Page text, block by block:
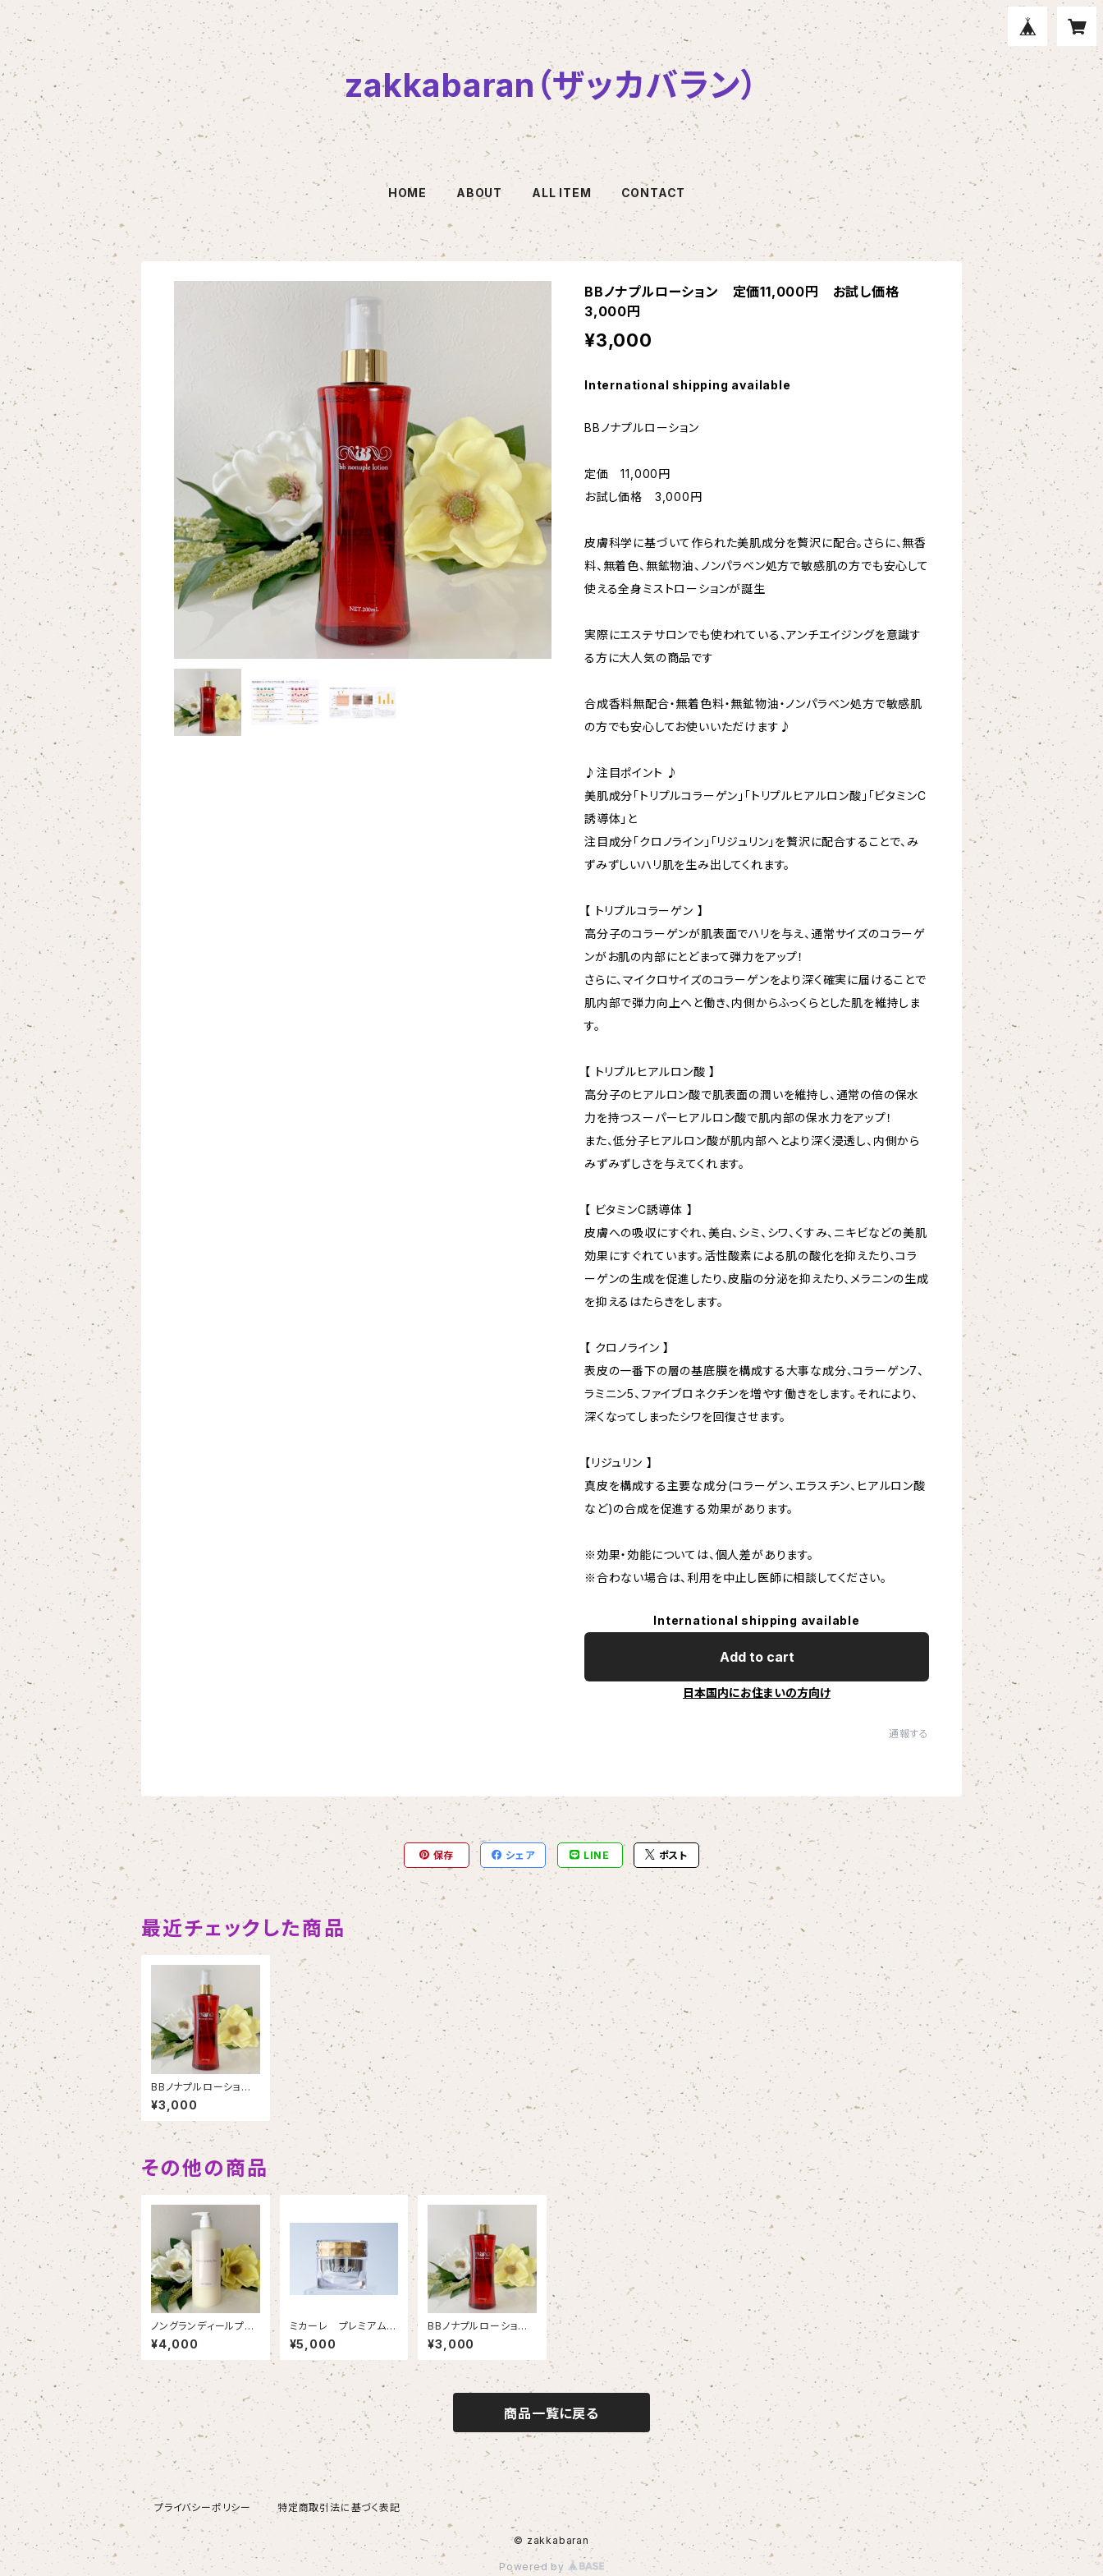
zakkabaran（ザッカバラン）
HOME ABOUT ALL ITEM CONTACT
BBノナプルローション 定価11,000円 お試し価格
3,000円
¥3,000
International shipping available
BBノナプルローション
定価 11,000円
お試し価格 3,000円
皮膚科学に基づいて作られた美肌成分を贅沢に配合。さらに、無香
料、無着色、無鉱物油、ノンパラベン処方で敏感肌の方でも安心して
使える全身ミストローションが誕生
実際にエステサロンでも使われている、アンチエイジングを意識す
る方に大人気の商品です
合成香料無配合・無着色料・無鉱物油・ノンパラベン処方で敏感肌
の方でも安心してお使いいただけます♪
♪注目ポイント ♪
美肌成分「トリプルコラーゲン」「トリプルヒアルロン酸」「ビタミンC
誘導体」と
注目成分「クロノライン」「リジュリン」を贅沢に配合することで、み
ずみずしいハリ肌を生み出してくれます。
【 トリプルコラーゲン 】
高分子のコラーゲンが肌表面でハリを与え、通常サイズのコラーゲ
ンがお肌の内部にとどまって弾力をアップ！
さらに、マイクロサイズのコラーゲンをより深く確実に届けることで
肌内部で弾力向上へと働き、内側からふっくらとした肌を維持しま
す。
【 トリプルヒアルロン酸 】
高分子のヒアルロン酸で肌表面の潤いを維持し、通常の倍の保水
力を持つスーパーヒアルロン酸で肌内部の保水力をアップ！
また、低分子ヒアルロン酸が肌内部へとより深く浸透し、内側から
みずみずしさを与えてくれます。
【 ビタミンC誘導体 】
皮膚への吸収にすぐれ、美白、シミ、シワ、くすみ、ニキビなどの美肌
効果にすぐれています。活性酸素による肌の酸化を抑えたり、コラ
ーゲンの生成を促進したり、皮脂の分泌を抑えたり、メラニンの生成
を抑えるはたらきをします。
【 クロノライン 】
表皮の一番下の層の基底膜を構成する大事な成分、コラーゲン7、
ラミニン5、ファイブロネクチンを増やす働きをします。それにより、
深くなってしまったシワを回復させます。
【リジュリン 】
真皮を構成する主要な成分(コラーゲン、エラスチン、ヒアルロン酸
など)の合成を促進する効果があります。
※効果・効能については、個人差があります。
※合わない場合は、利用を中止し医師に相談してください。
International shipping available
Add to cart
日本国内にお住まいの方向け
通報する
保存 シェア LINE ポスト
最近チェックした商品
BBノナプルローショ
ン 定価11,000円 お
試し価格3,000円
¥3,000
その他の商品
ノングランディールプ
ロ 定価16,500円 ラ
ベル損傷あり4,000
円
¥4,000
ミカーレ プレミアムリ
ッチクリーム 定価19,
800円 お試し価格5,
000円
¥5,000
BBノナプルローショ
ン 定価11,000円 お
試し価格3,000円
¥3,000
商品一覧に戻る
プライバシーポリシー 特定商取引法に基づく表記
© zakkabaran
Powered by